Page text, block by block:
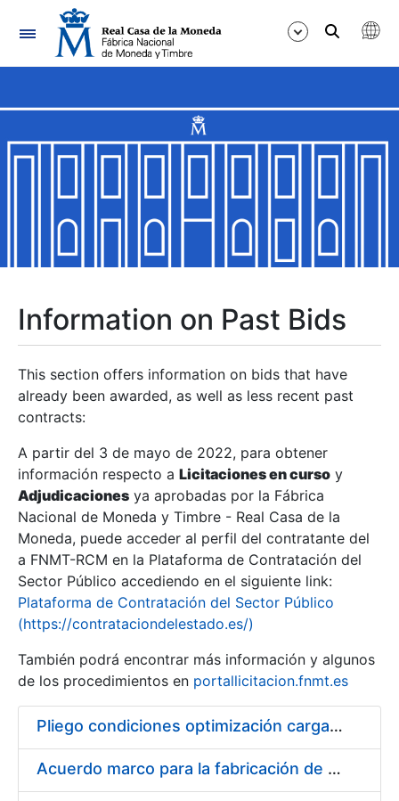
Navigation
Show/Hide
Show/Hide
Show/Hide
Show/Hide
Show/Hide
Show/Hide
Information on Past Bids
This section offers information on bids that have
already been awarded, as well as less recent past
contracts:
A partir del 3 de mayo de 2022, para obtener
información respecto a Licitaciones en curso y
Adjudicaciones ya aprobadas por la Fábrica
Nacional de Moneda y Timbre - Real Casa de la
Moneda, puede acceder al perfil del contratante del
a FNMT-RCM en la Plataforma de Contratación del
Sector Público accediendo en el siguiente link:
Plataforma de Contratación del Sector Público
(https://contrataciondelestado.es/)
También podrá encontrar más información y algunos
de los procedimientos en portallicitacion.fnmt.es
Pliego condiciones optimización cargas compras firmado
Acuerdo marco para la fabricación de piezas